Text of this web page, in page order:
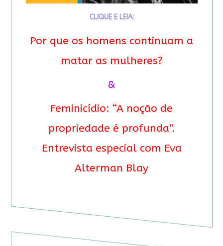
CLIQUE E LEIA:
Por que os homens continuam a
matar as mulheres?
&
Feminicídio: “A noção de
propriedade é profunda”.
Entrevista especial com Eva
Alterman Blay